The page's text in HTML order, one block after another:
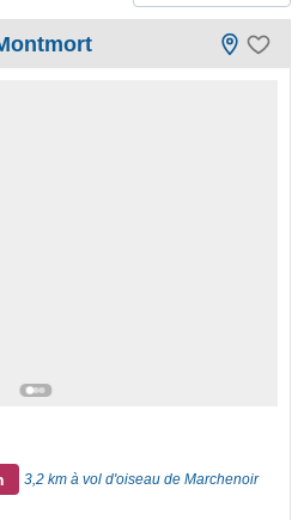
3,2 km à vol d'oiseau de Marchenoir